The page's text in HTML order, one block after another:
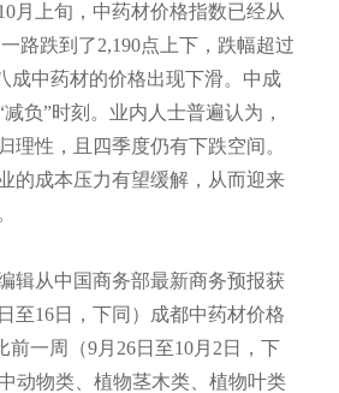
月上旬，中药材价格指数已经从
路跌到了2,190点上下，跌幅超过
成中药材的价格出现下滑。中成
负”时刻。业内人士普遍认为，
理性，且四季度仍有下跌空间。
的成本压力有望缓解，从而迎来
从中国商务部最新商务预报获
至16日，下同）成都中药材价格
前一周（9月26日至10月2日，下
动物类、植物茎木类、植物叶类